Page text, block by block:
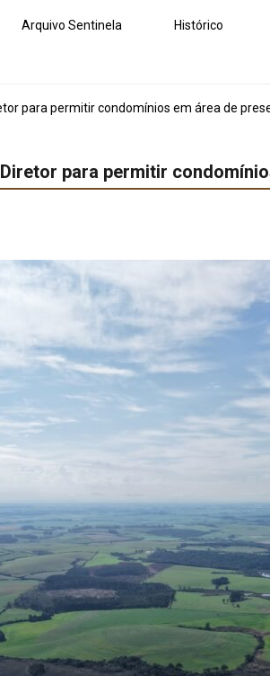
Arquivo Sentinela Histórico
para permitir condomínios em área de
para permitir